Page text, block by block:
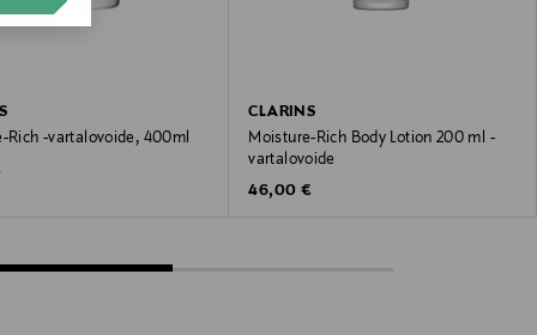
Rich -vartalovoide, 400ml
CLARINS
Moisture-Rich Body Lotion 200 ml -
vartalovoide
Original Price
46,00 €